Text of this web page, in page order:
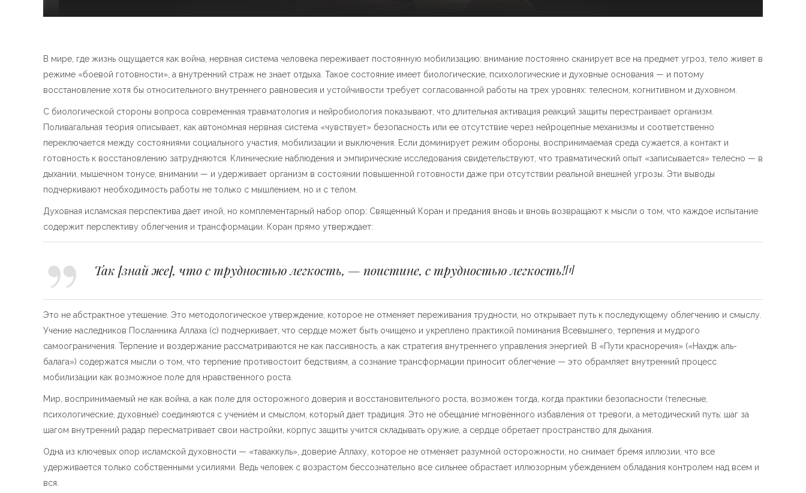
В мире, где жизнь ощущается как война, нервная система человека переживает постоянную мобилизацию: внимание постоянно сканирует все на предмет угроз, тело живет в
режиме «боевой готовности», а внутренний страж не знает отдыха. Такое состояние имеет биологические, психологические и духовные основания — и потому
восстановление хотя бы относительного внутреннего равновесия и устойчивости требует согласованной работы на трех уровнях: телесном, когнитивном и духовном.
С биологической стороны вопроса современная травматология и нейробиология показывают, что длительная активация реакций защиты перестраивает организм.
Поливагальная теория описывает, как автономная нервная система «чувствует» безопасность или ее отсутствие через нейроцепные механизмы и соответственно
переключается между состояниями социального участия, мобилизации и выключения. Если доминирует режим обороны, воспринимаемая среда сужается, а контакт и
готовность к восстановлению затрудняются. Клинические наблюдения и эмпирические исследования свидетельствуют, что травматический опыт «записывается» телесно — в
дыхании, мышечном тонусе, внимании — и удерживает организм в состоянии повышенной готовности даже при отсутствии реальной внешней угрозы. Эти выводы
подчеркивают необходимость работы не только с мышлением, но и с телом.
Духовная исламская перспектива дает иной, но комплементарный набор опор: Священный Коран и предания вновь и вновь возвращают к мысли о том, что каждое испытание
содержит перспективу облегчения и трансформации. Коран прямо утверждает:
Так [знай же], что с трудностью легкость, — поистине, с трудностью легкость![1]
Это не абстрактное утешение. Это методологическое утверждение, которое не отменяет переживания трудности, но открывает путь к последующему облегчению и смыслу.
Учение наследников Посланника Аллаха (с) подчеркивает, что сердце может быть очищено и укреплено практикой поминания Всевышнего, терпения и мудрого
самоограничения. Терпение и воздержание рассматриваются не как пассивность, а как стратегия внутреннего управления энергией. В «Пути красноречия» («Нахдж аль-
балага») содержатся мысли о том, что терпение противостоит бедствиям, а сознание трансформации приносит облегчение — это обрамляет внутренний процесс
мобилизации как возможное поле для нравственного роста.
Мир, воспринимаемый не как война, а как поле для осторожного доверия и восстановительного роста, возможен тогда, когда практики безопасности (телесные,
психологические, духовные) соединяются с учением и смыслом, который дает традиция. Это не обещание мгновенного избавления от тревоги, а методический путь: шаг за
шагом внутренний радар пересматривает свои настройки, корпус защиты учится складывать оружие, а сердце обретает пространство для дыхания.
Одна из ключевых опор исламской духовности — «таваккуль», доверие Аллаху, которое не отменяет разумной осторожности, но снимает бремя иллюзии, что все
удерживается только собственными усилиями. Ведь человек с возрастом бессознательно все сильнее обрастает иллюзорным убеждением обладания контролем над всем и
вся.